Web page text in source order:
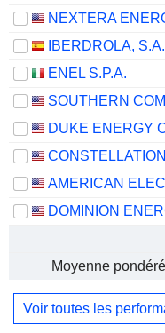
NEXTERA
IBERDROLA, S.A.
ENEL S.P.A.
SOUTHERN
DOMINION
Moyenne
Voir toutes les